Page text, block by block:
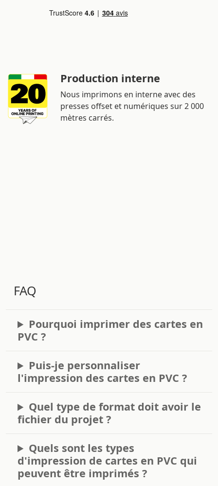
Production interne
Nous imprimons en interne avec des
presses offset et numériques sur 2 000
mètres carrés.
FAQ
Pourquoi imprimer des cartes en
PVC ?
Puis-je personnaliser
l'impression des cartes en PVC ?
Quel type de format doit avoir le
fichier du projet ?
Quels sont les types
d'impression de cartes en PVC qui
peuvent être imprimés ?